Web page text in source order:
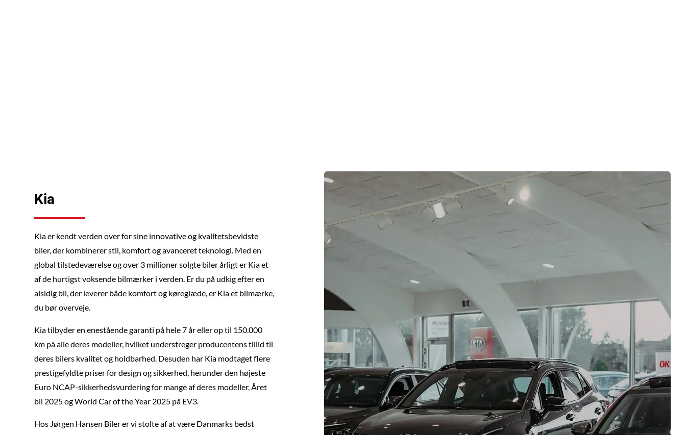
Kia
Kia er kendt verden over for sine innovative og kvalitetsbevidste
biler, der kombinerer stil, komfort og avanceret teknologi. Med en
global tilstedeværelse og over 3 millioner solgte biler årligt er Kia et
af de hurtigst voksende bilmærker i verden. Er du på udkig efter en
alsidig bil, der leverer både komfort og køreglæde, er Kia et bilmærke,
du bør overveje.
Kia tilbyder en enestående garanti på hele 7 år eller op til 150.000
km på alle deres modeller, hvilket understreger producentens tillid til
deres bilers kvalitet og holdbarhed. Desuden har Kia modtaget flere
prestigefyldte priser for design og sikkerhed, herunder den højeste
Euro NCAP-sikkerhedsvurdering for mange af deres modeller, Året
bil 2025 og World Car of the Year 2025 på EV3.
Hos Jørgen Hansen Biler er vi stolte af at være Danmarks bedst